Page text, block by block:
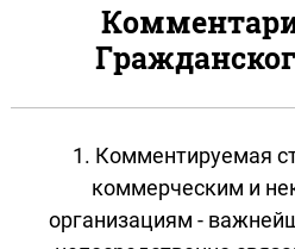
1. Комментируемая
коммерческим и
организациям -